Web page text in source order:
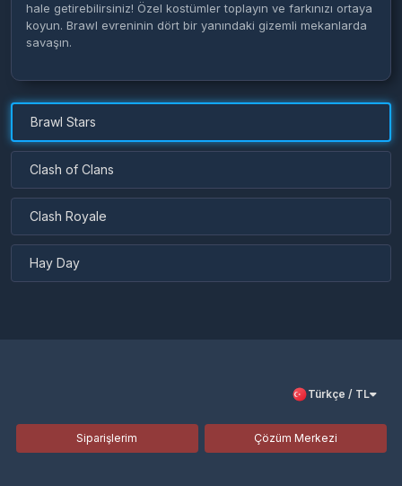
hale getirebilirsiniz! Özel kostümler toplayın ve farkınızı ortaya
koyun. Brawl evreninin dört bir yanındaki gizemli mekanlarda
savaşın.
Brawl Stars
Clash of Clans
Clash Royale
Hay Day
Türkçe / TL
Siparişlerim Çözüm Merkezi